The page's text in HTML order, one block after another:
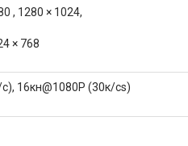
, 1280 × 1024,
× 768
16кн@1080P (30к/сs)